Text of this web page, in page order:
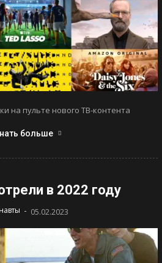
на пульте нового ТВ-контента
больше
в 2022 году
- 05.02.2023